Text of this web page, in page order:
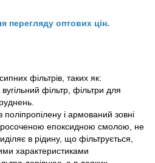
перегляду оптових цін.
фільтрів, таких як:
фільтр, фільтри для
і армований зовні
епоксидною смолою, не
в рідину, що фільтрується,
характеристиками